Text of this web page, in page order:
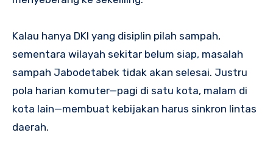
Kalau hanya DKI yang disiplin pilah sampah,
sementara wilayah sekitar belum siap, masalah
sampah Jabodetabek tidak akan selesai. Justru
pola harian komuter—pagi di satu kota, malam di
kota lain—membuat kebijakan harus sinkron lintas
daerah.